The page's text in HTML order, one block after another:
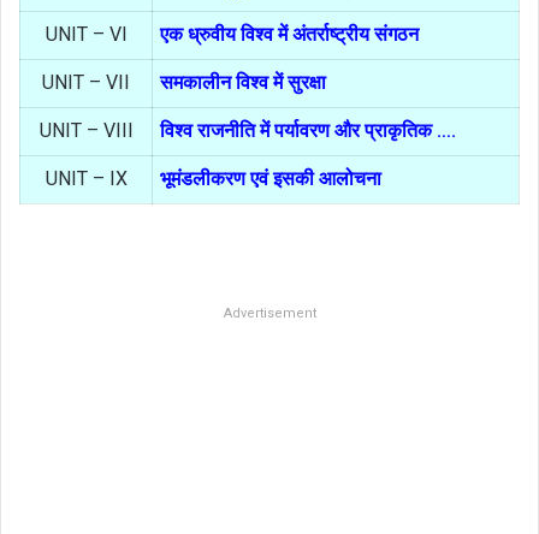
UNIT – VI एक ध्रुवीय विश्व में अंतर्राष्ट्रीय संगठन
UNIT – VII समकालीन विश्व में सुरक्षा
UNIT – VIII विश्व राजनीति में पर्यावरण और प्राकृतिक ….
UNIT – IX भूमंडलीकरण एवं इसकी आलोचना
Advertisement